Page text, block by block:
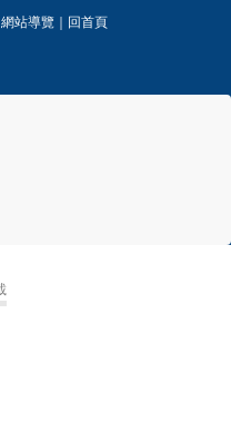
網站導覽 回首頁